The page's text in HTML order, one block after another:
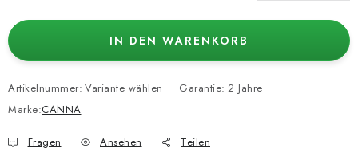
IN DEN WARENKORB
Artikelnummer: Variante wählen
Marke:CANNA
Garantie: 2 Jahre
Fragen Ansehen Teilen